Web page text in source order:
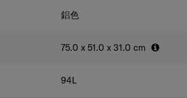
鋁色
75.0 x 51.0 x 31.0 cm
94L